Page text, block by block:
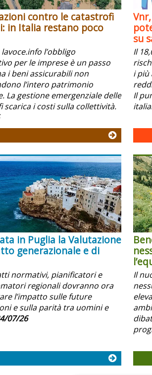
contro le catastrofi
in Italia restano poco
l’obbligo
per le imprese è un passo
i beni assicurabili non
l’intero patrimonio
La gestione emergenziale delle
scarica i costi sulla collettività.
su
Il
i più
Il
in Puglia la Valutazione
generazionale e di
normativi, pianificatori e
regionali dovranno ora
l’impatto sulle future
e sulla parità tra uomini e
07/26
Il